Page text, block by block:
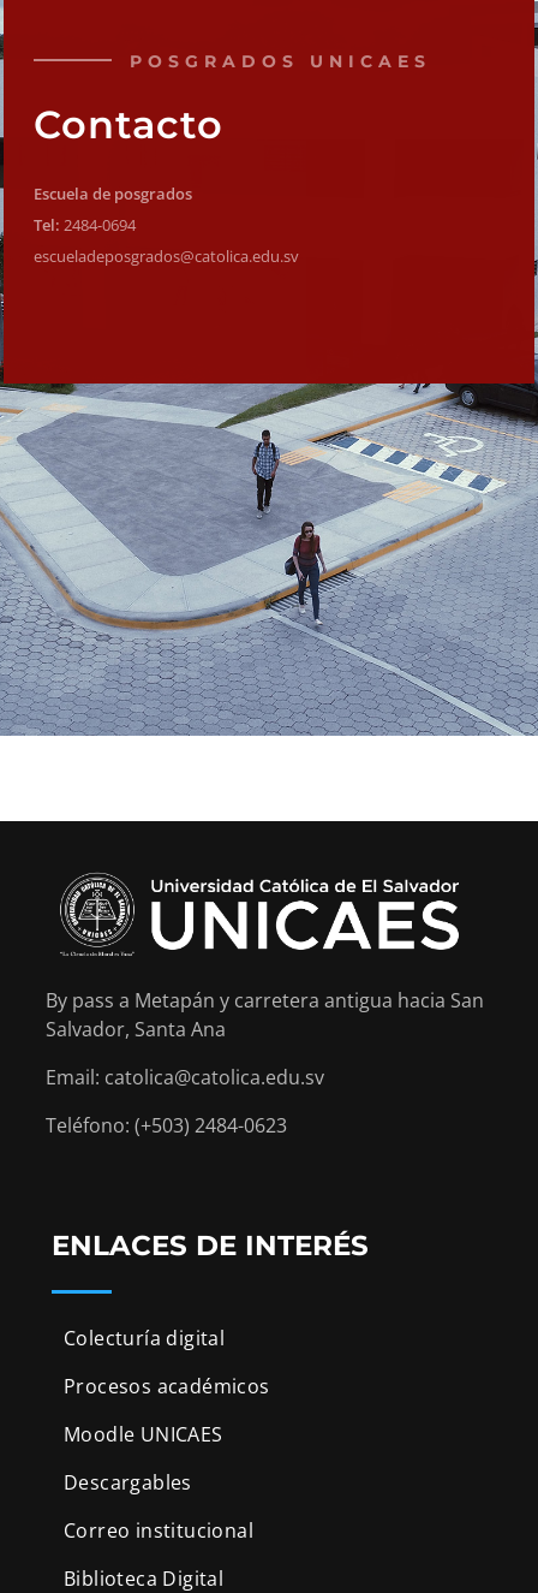
POSGRADOS UNICAES
Contacto
Escuela de posgrados
Tel: 2484-0694
escueladeposgrados@catolica.edu.sv
By pass a Metapán y carretera antigua hacia San
Salvador, Santa Ana
Email: catolica@catolica.edu.sv
Teléfono: (+503) 2484-0623
ENLACES DE INTERÉS
Colecturía digital
Procesos académicos
Moodle UNICAES
Descargables
Correo institucional
Biblioteca Digital